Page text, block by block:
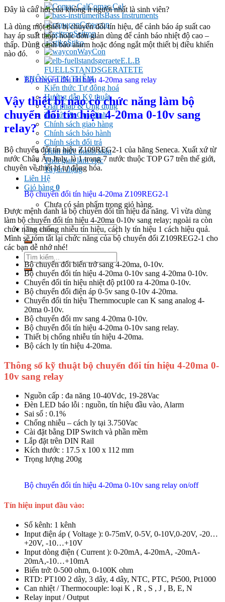
Comac Cal
Bass Instruments
Crowcon
Seitron
Stiko
WayCon
E.L.B
FUELLSTANDSGERATETE
THÔNG TIN THÊM
Kiến thức Tự đông hoá
Hướng dẫn Kỹ thuật
Giải pháp & Ứng dụng
Tin tức & Quy định
Chính sách giao hàng
Chính sách bảo hành
Chính sách đổi trả
Hình thức thanh toán
Thời gian làm việc
Tuyển dụng
Liên Hệ
Giỏ hàng 0
Chưa có sản phẩm trong giỏ hàng.
Tìm
kiếm:
Tìm
kiếm:
Đây là câu hỏi của không ít người nhất là sinh viên?
Là dùng một thiết bị chuyển đổi tín hiệu, để cảnh báo áp suất cao
hay áp suất thấp; hoặc đơn giản dùng để cảnh báo nhiệt độ cao –
thấp. Dùng cảnh báo alarm hoặc đóng ngắt một thiết bị điều khiển
nào đó.
Bộ chuyển đổi tín hiệu 4-20ma sang relay
Vậy thiệt bị nào có chức năng làm bộ
chuyển đổi tín hiệu 4-20ma 0-10v sang
relay?
Bộ chuyển đổi tín hiệu Z109REG2-1 của hãng Seneca. Xuất xứ từ
nước Châu Âu Italy, là 1 trong 7 nước thuộc TOP G7 trên thế giới,
chuyên về thiết bị tự động hóa.
Bộ chuyển đổi tín hiệu 4-20ma Z109REG2-1
Được mệnh danh là bộ chuyển đổi tín hiệu đa năng. Vì vừa dùng
làm bộ chuyển đổi tín hiệu 4-20ma 0-10v sang relay; ngoài ra còn
chức năng chống nhiễu tín hiệu, cách ly tín hiệu 1 cách hiệu quả.
Mình sẽ tóm tắt lại chức năng của bộ chuyển đổi Z109REG2-1 cho
các bạn dễ nhớ nhé!
Bộ chuyển đổi biến trở sang 4-20ma, 0-10v.
Bộ chuyển đổi tín hiệu 4-20ma 0-10v sang 4-20ma 0-10v.
Chuyển đổi tín hiệu nhiệt độ pt100 ra 4-20ma 0-10v.
Bộ chuyển đổi điện áp 0-5v sang 0-10v 4-20ma.
Chuyển đổi tín hiệu Thernmocuple can K sang analog 4-
20ma 0-10v.
Bộ chuyển đổi mv sang 4-20ma 0-10v.
Bộ chuyển đổi tín hiệu 4-20ma 0-10v sang relay.
Thiết bị chống nhiễu tín hiệu 4-20ma.
Bộ cách ly tín hiệu 4-20ma.
Thông số kỹ thuật bộ chuyển đổi tín hiệu 4-20ma 0-
10v sang relay
Nguồn cấp : đa năng 10-40Vdc, 19-28Vac
Đèn LED báo lỗi : nguồn, tín hiệu đầu vào, Alarm
Sai số : 0.1%
Chống nhiễu – cách ly tại 3.750Vac
Cài đặt bằng DIP Switch và phần mềm
Lắp đặt trên DIN Rail
Kích thước : 17.5 x 100 x 112 mm
Trọng lượng 200g
Bộ chuyển đổi tín hiệu 4-20ma 0-10v sang relay on/off
Tín hiệu input đầu vào:
Số kênh: 1 kênh
Input điện áp ( Voltage ): 0-75mV, 0-5V, 0-10V,0-20V, -20…
+20V, -10…+10V
Input dòng điện ( Current ): 0-20mA, 4-20mA, -20mA-
20mA,-10…+10mA
Biến trở: 0-500 ohm, 0-100K ohm
RTD: PT100 2 dây, 3 dây, 4 dây, NTC, PTC, Pt500, Pt1000
Can nhiệt / Thermocouple: loại K , R , S , J , B, E, N
Relay input / Output